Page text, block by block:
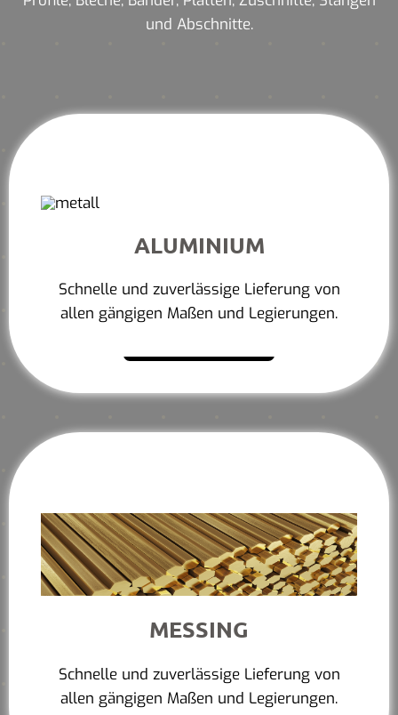
und Abschnitte.
ALUMINIUM
Schnelle und zuverlässige Lieferung von
allen gängigen Maßen und Legierungen.
MESSING
Schnelle und zuverlässige Lieferung von
allen gängigen Maßen und Legierungen.